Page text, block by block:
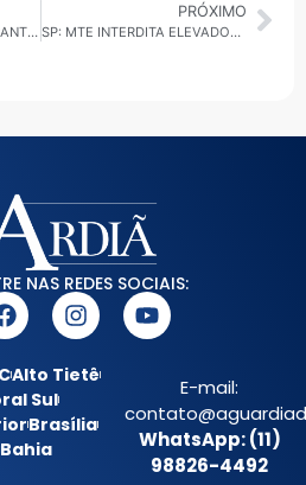
GOVERNADOR DE SP GARANTE QUE O ‘SUPERAÇÃO’ É PRIORIDADE, MAS QUE O PROGRAMA NÃO É O ‘BOLSA FAMÍLIA’ DA DIREITA
PRÓXIMO
SP: MTE INTERDITA ELEVADORES APÓS TRAGÉDIA EM OBRA NA ZONA OESTE
NAS REDES SOCIAIS:
Alto Tietê
Sul
Brasília
Bahia
E-mail:
WhatsApp: (11)
98826-4492